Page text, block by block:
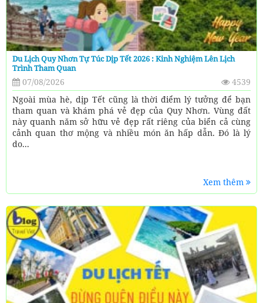
Du Lịch Quy Nhơn Tự Túc Dịp Tết 2026 : Kinh Nghiệm Lên Lịch
Trình Tham Quan
07/08/2026
4539
Ngoài mùa hè, dịp Tết cũng là thời điểm lý tưởng để bạn
tham quan và khám phá vẻ đẹp của Quy Nhơn. Vùng đất
này quanh năm sở hữu vẻ đẹp rất riêng của biển cả cùng
cảnh quan thơ mộng và nhiều món ăn hấp dẫn. Đó là lý
do...
Xem thêm